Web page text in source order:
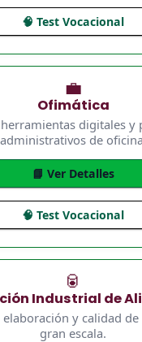
🧠 Test Vocacional
💼
Ofimática
digitales y
administrativos de
📘 Ver Detalles
🧠 Test Vocacional
🥫
Industrial de
y calidad
gran escala.